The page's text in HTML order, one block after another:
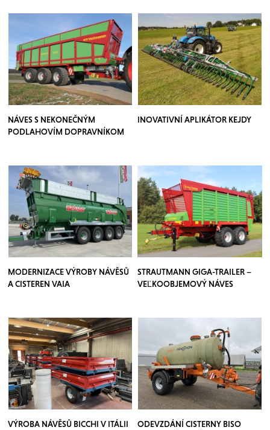
NÁVES S NEKONEČNÝM
PODLAHOVÍM DOPRAVNÍKOM
INOVATIVNÍ APLIKÁTOR KEJDY
MODERNIZACE VÝROBY NÁVĚSŮ
A CISTEREN VAIA
STRAUTMANN GIGA-TRAILER –
VEĽKOOBJEMOVÝ NÁVES
VÝROBA NÁVĚSŮ BICCHI V ITÁLII
ODEVZDÁNÍ CISTERNY BISO